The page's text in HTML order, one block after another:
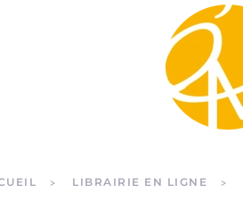
LIBRAIRIE EN LIGNE